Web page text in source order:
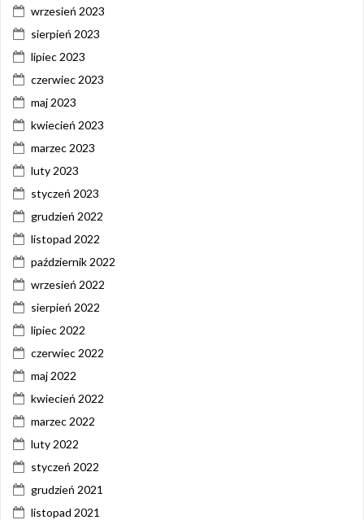
wrzesień 2023
sierpień 2023
lipiec 2023
czerwiec 2023
maj 2023
kwiecień 2023
marzec 2023
luty 2023
styczeń 2023
grudzień 2022
listopad 2022
październik 2022
wrzesień 2022
sierpień 2022
lipiec 2022
czerwiec 2022
maj 2022
kwiecień 2022
marzec 2022
luty 2022
styczeń 2022
grudzień 2021
listopad 2021